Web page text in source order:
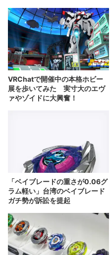
VRChatで開催中の本格ホビー
展を歩いてみた 実寸大のエヴ
ァやゾイドに大興奮！
「ベイブレードの重さが0.06グ
ラム軽い」台湾のベイブレード
ガチ勢が訴訟を提起